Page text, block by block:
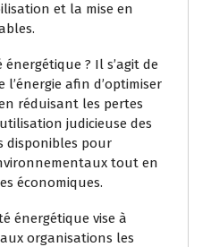
et la mise en
énergétique ? Il s’agit de
afin d’optimiser
réduisant les pertes
judicieuse des
disponibles pour
tout en
économiques.
énergétique vise à
organisations les